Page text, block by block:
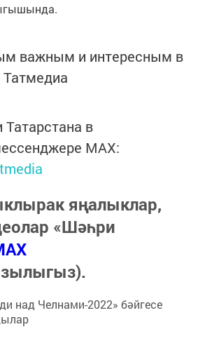
важным и интересным в
Татмедиа
Татарстана в
MАХ:
яңалыклар,
«Шәһри